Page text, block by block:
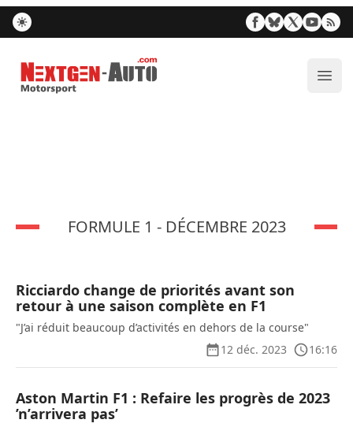
Nextgen-Auto.com
FORMULE 1 - DÉCEMBRE 2023
Ricciardo change de priorités avant son
retour à une saison complète en F1
"J’ai réduit beaucoup d’activités en dehors de la course"
12 déc. 2023
16:16
Aston Martin F1 : Refaire les progrès de 2023
’n’arrivera pas’